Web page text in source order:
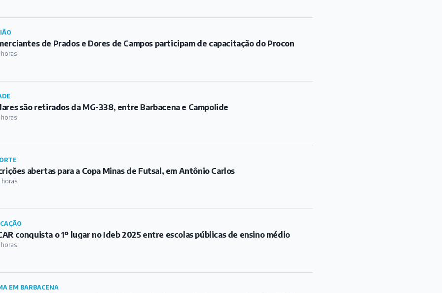
de Prados e Dores de Campos participam de capacitação do Procon
horas
são retirados da MG-338, entre Barbacena e Campolide
horas
abertas para a Copa Minas de Futsal, em Antônio Carlos
horas
conquista o 1º lugar no Ideb 2025 entre escolas públicas de ensino médio
horas
EM BARBACENA